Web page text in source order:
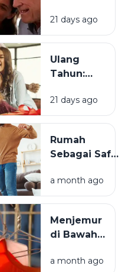
Tradisi
Saat Ulang
21 days ago
Ulang
Tahun:
Momen
Bertambah
Terasa
Istimewa?
21 days ago
Rumah
Sebagai Safe
Mengapa
Lingkungan
Tinggal yang
Bersih
Kesejahteraan
a month ago
Menjemur
di Bawah
atau Di
a month ago